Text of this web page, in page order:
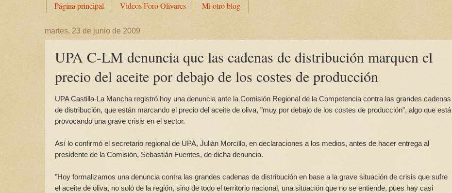
Página principal Videos Foro Olivares Mi otro blog
martes, 23 de junio de 2009
UPA C-LM denuncia que las cadenas de distribución marquen el
precio del aceite por debajo de los costes de producción
UPA Castilla-La Mancha registró hoy una denuncia ante la Comisión Regional de la Competencia contra las grandes cadenas
de distribución, que están marcando el precio del aceite de oliva, "muy por debajo de los costes de producción", algo que está
provocando una grave crisis en el sector.
Así lo confirmó el secretario regional de UPA, Julián Morcillo, en declaraciones a los medios, antes de hacer entrega al
presidente de la Comisión, Sebastián Fuentes, de dicha denuncia.
"Hoy formalizamos una denuncia contra las grandes cadenas de distribución en base a la grave situación de crisis que sufre
el aceite de oliva, no solo de la región, sino de todo el territorio nacional, una situación que no se entiende, pues hay casi